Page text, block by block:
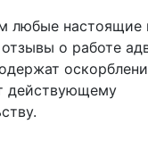
любые настоящие
о работе
действующему